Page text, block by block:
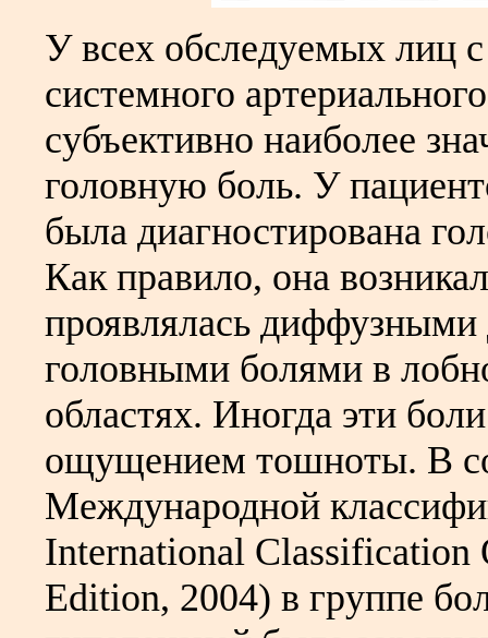
У всех обследуемых лиц
системного
субъективно наиболее
головную боль. У
была диагностирована
Как правило, она
проявлялась
головными болями в
областях. Иногда эти
ощущением тошноты. В
Международной
International Classification
Edition, 2004) в группе